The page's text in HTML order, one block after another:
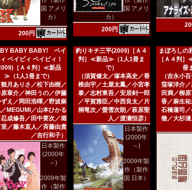
国 アメリ
カ）
200円
国 アメリ
カ）
200円
BABY BABY! ベイ
ベイビィ ベイビィ！
［Ａ４判］≪新品
≫（1人1冊まで）
月ありさ／松下由樹／
章介／神田うの／伊藤
え／岡田浩暉／野波麻
MEGUMI／山本ひかる
成修吾／田中要次／堀
／藤木直人／斉藤由貴
／吉行和子）
日本製作
(2000年
～)
2009年製
作（製作
釣りキチ三平(2009)［Ａ４
判］≪新品≫（1人1冊ま
で）
（須賀健太／塚本高史／香
椎由宇／土屋太鳳／小宮孝
泰／志村東吾／安居剣一郎
／平賀雅臣／中西良太／片
桐竜次／螢雪次朗／萩原聖
人／渡瀬恒彦）
日本製作
(2000年
～)
2009年製
作（製作
国 日本）
まぼろしの
［Ａ４判
冊
（吉永小
窪塚洋介
田満／柳
香／麻生
石橋蓮司
徹／大杉